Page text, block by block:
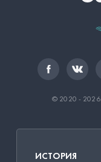
© 2020 - 2026.
ИСТОРИЯ